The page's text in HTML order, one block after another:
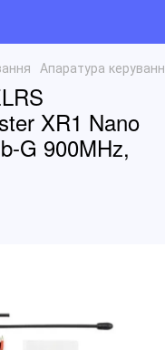
Апаратура
XR1 Nano
G 900MHz,